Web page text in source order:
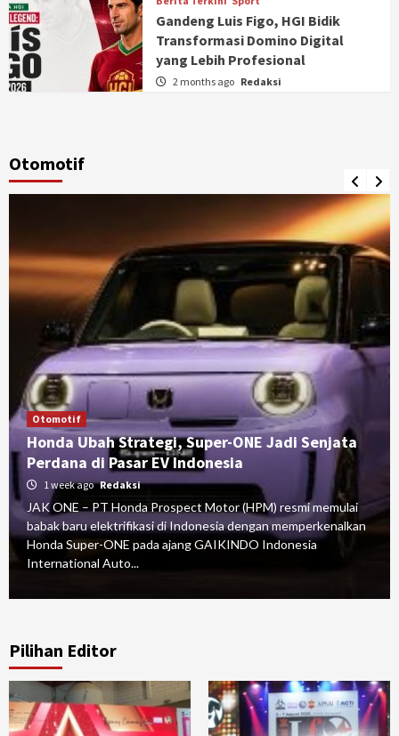
Gandeng Luis Figo, HGI Bidik
Transformasi Domino Digital
yang Lebih Profesional
2 months ago Redaksi
Otomotif
Otomotif
Honda Ubah Strategi, Super-ONE Jadi Senjata
Perdana di Pasar EV Indonesia
1 week ago Redaksi
JAK ONE – PT Honda Prospect Motor (HPM) resmi memulai
babak baru elektrifikasi di Indonesia dengan memperkenalkan
Honda Super-ONE pada ajang GAIKINDO Indonesia
International Auto...
Pilihan Editor